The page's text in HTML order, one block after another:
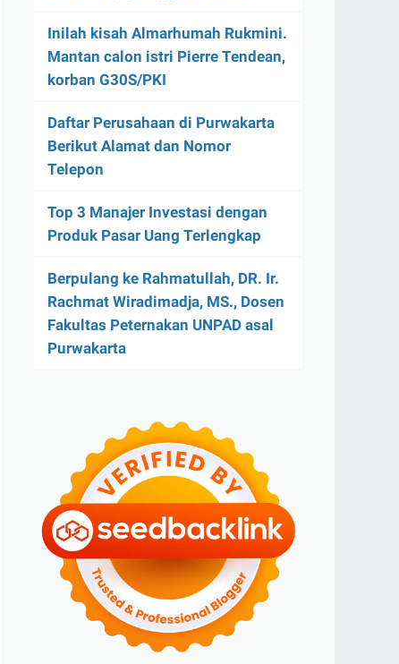
Inilah kisah Almarhumah Rukmini.
Mantan calon istri Pierre Tendean,
korban G30S/PKI
Daftar Perusahaan di Purwakarta
Berikut Alamat dan Nomor
Telepon
Top 3 Manajer Investasi dengan
Produk Pasar Uang Terlengkap
Berpulang ke Rahmatullah, DR. Ir.
Rachmat Wiradimadja, MS., Dosen
Fakultas Peternakan UNPAD asal
Purwakarta